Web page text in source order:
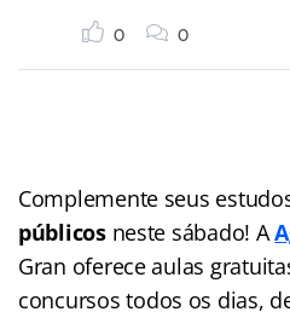
0 0
Complemente seus
públicosneste sábado! A
Gran oferece aulas
concursos todos os dias,